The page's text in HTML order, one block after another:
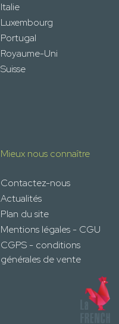
Italie
Luxembourg
Portugal
Royaume-Uni
Suisse
Mieux nous connaître
Contactez-nous
Actualités
Plan du site
Mentions légales - CGU
CGPS - conditions
générales de vente